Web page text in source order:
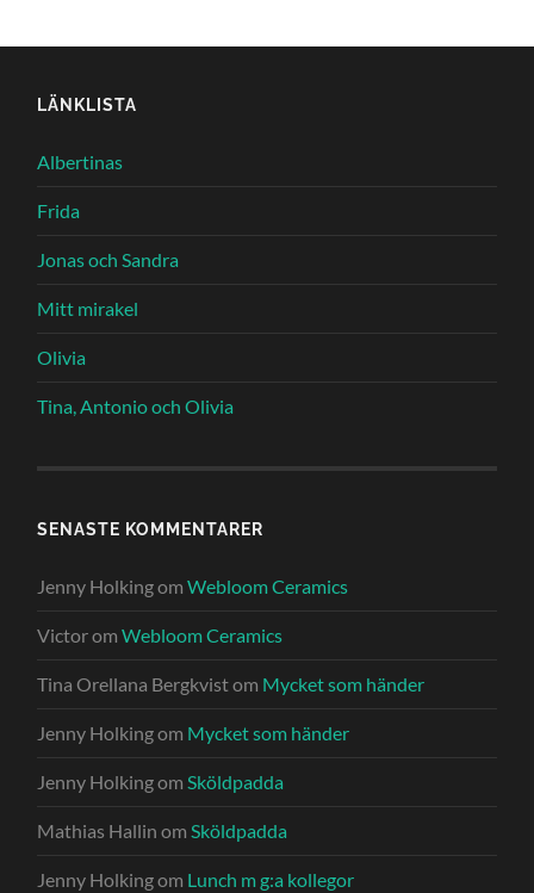
LÄNKLISTA
Albertinas
Frida
Jonas och Sandra
Mitt mirakel
Olivia
Tina, Antonio och Olivia
SENASTE KOMMENTARER
Jenny HolkingomWebloom Ceramics
VictoromWebloom Ceramics
Tina Orellana Bergkvistom Mycket som händer
Jenny Holkingom Mycket som händer
Jenny HolkingomSköldpadda
Mathias Hallin omSköldpadda
Jenny Holkingom Lunch m g:a kollegor